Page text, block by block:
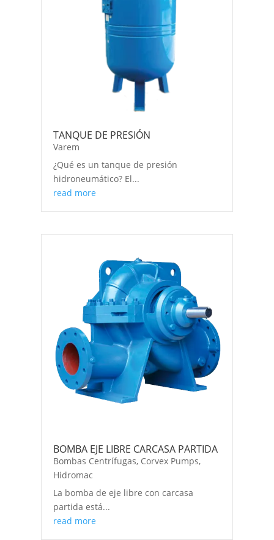
TANQUE DE PRESIÓN
Varem
¿Qué es un tanque de presión
hidroneumático? El...
read more
BOMBA EJE LIBRE CARCASA PARTIDA
Bombas Centrífugas, Corvex Pumps,
Hidromac
La bomba de eje libre con carcasa
partida está...
read more